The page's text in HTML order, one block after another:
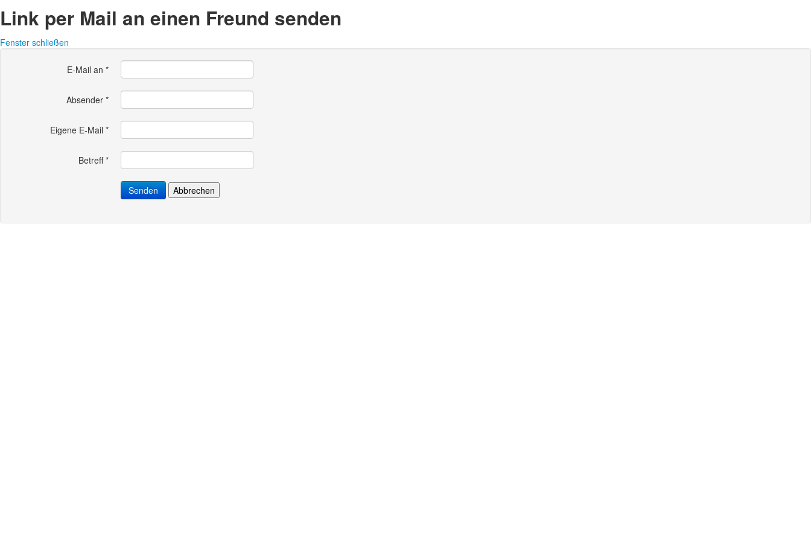
Link per Mail an einen Freund senden
Fenster schließen
E-Mail an *
Absender *
Eigene E-Mail *
Betreff*
Senden Abbrechen